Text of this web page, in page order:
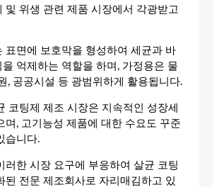
및 위생 관련 제품 시장에서 각광받고
표면에 보호막을 형성하여 세균과 바
억제하는 역할을 하며, 가정용은 물
, 공공시설 등 광범위하게 활용됩니다.
코팅제 제조 시장은 지속적인 성장세
며, 고기능성 제품에 대한 수요도 꾸준
습니다.
러한 시장 요구에 부응하여 살균 코팅
된 전문 제조회사로 자리매김하고 있